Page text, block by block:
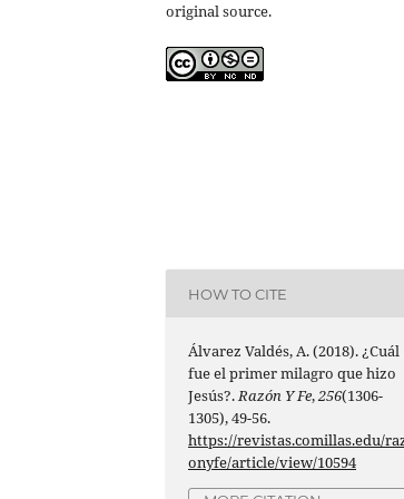
original source.
HOW TO CITE
Álvarez Valdés, A. (2018). ¿Cuál
fue el primer milagro que hizo
Jesús?.Razón Y Fe,256(1306-
1305), 49-56.
https://revistas.comillas.edu/
onyfe/article/view/10594